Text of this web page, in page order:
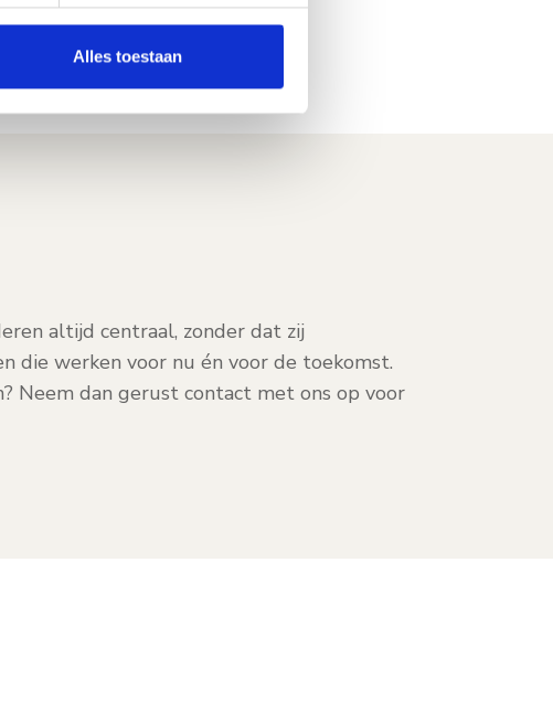
Alles toestaan
altijd centraal, zonder dat zij
die werken voor nu én voor de toekomst.
Neem dan gerust contact met ons op voor